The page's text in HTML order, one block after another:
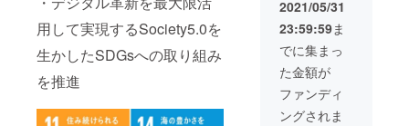
用して実現するSociety5.0を
生かしたSDGsへの取り組み
を推進
まって
ます。
本品は
浜茹で
してあ
ります
ので、
そのま
場合も
ござい
ます。
ご相談
くださ
い。）
2021/05/31
23:59:59ま
でに集まっ
た金額が
ファンディ
ングされま